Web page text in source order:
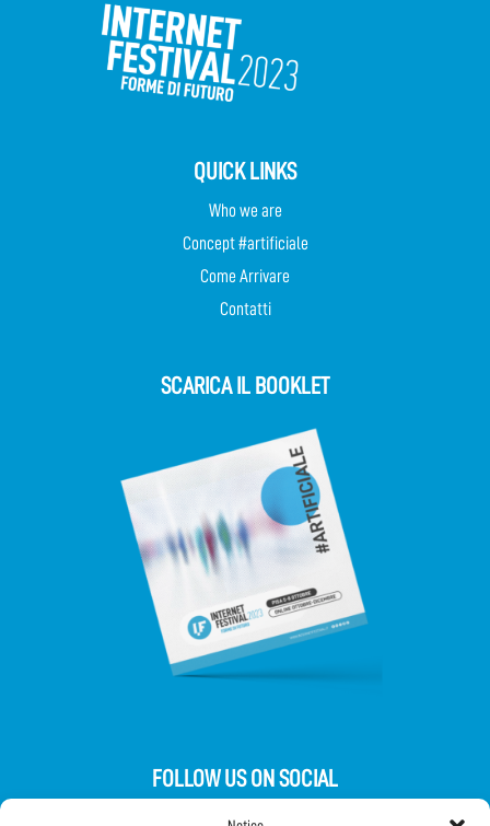
QUICK LINKS
Who we are
Concept #artificiale
Come Arrivare
Contatti
SCARICA IL BOOKLET
FOLLOW US ON SOCIAL